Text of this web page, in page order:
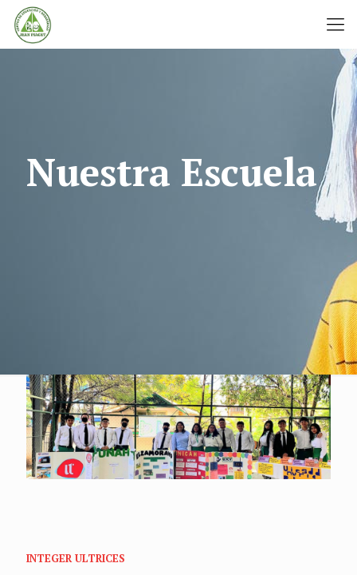
Nuestra Escuela
INTEGER ULTRICES